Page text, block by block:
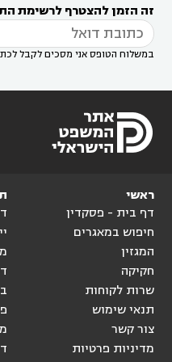
דין בשוהם 
זה הזמן להצטרף לרשימת
במשלוח הטופס אני מסכים לקבל
ראשי
דף בית - פסקדין
חיפוש במאגרים
המגזין
חקיקה
שרות לקוחות
תנאי שימוש
צור קשר
מדיניות פרטיות